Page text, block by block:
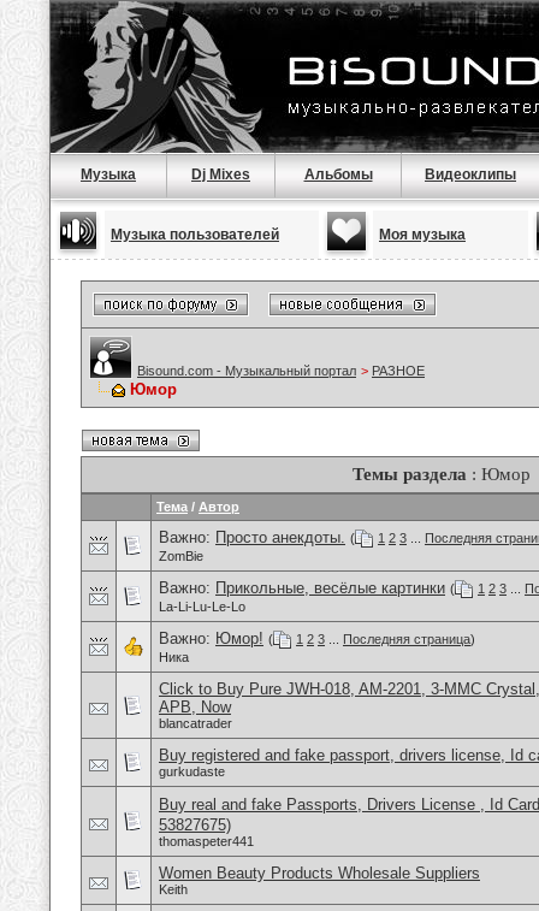
Музыка Dj Mixes Альбомы Видеоклипы
Музыка пользователей Моя музыка
Bisound.com - Музыкальный портал > РАЗНОЕ
Юмор
Темы раздела : Юмор
Тема / Автор
Важно: Просто анекдоты. ( 1 2 3
Последняя
ZomBie
Важно: Прикольные, весёлые картинки ( 1 2 3
La-Li-Lu-Le-Lo
Важно: Юмор! ( 1 2 3 Последняя страница)
Ника
Click to Buy Pure JWH-018, AM-2201, 3-MMC
APB, Now
blancatrader
Buy registered and fake passport, drivers license, Id
gurkudaste
Buy real and fake Passports, Drivers License , Id
53827675)
thomaspeter441
Women Beauty Products Wholesale Suppliers
Keith